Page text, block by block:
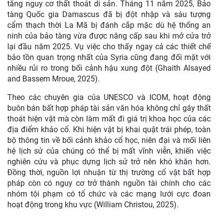
tăng nguy cơ thất thoát di sản. Tháng 11 năm 2025, Bảo
tàng Quốc gia Damascus đã bị đột nhập và sáu tượng
cẩm thạch thời La Mã bị đánh cắp mặc dù hệ thống an
ninh của bảo tàng vừa được nâng cấp sau khi mở cửa trở
lại đầu năm 2025. Vụ việc cho thấy ngay cả các thiết chế
bảo tồn quan trọng nhất của Syria cũng đang đối mặt với
nhiều rủi ro trong bối cảnh hậu xung đột (Ghaith Alsayed
and Bassem Mroue, 2025).
Theo các chuyên gia của UNESCO và ICOM, hoạt động
buôn bán bất hợp pháp tài sản văn hóa không chỉ gây thất
thoát hiện vật mà còn làm mất đi giá trị khoa học của các
địa điểm khảo cổ. Khi hiện vật bị khai quật trái phép, toàn
bộ thông tin về bối cảnh khảo cổ học, niên đại và mối liên
hệ lịch sử của chúng có thể bị mất vĩnh viễn, khiến việc
nghiên cứu và phục dựng lịch sử trở nên khó khăn hơn.
Đồng thời, nguồn lợi nhuận từ thị trường cổ vật bất hợp
pháp còn có nguy cơ trở thành nguồn tài chính cho các
nhóm tội phạm có tổ chức và các mạng lưới cực đoan
hoạt động trong khu vực (William Christou, 2025).